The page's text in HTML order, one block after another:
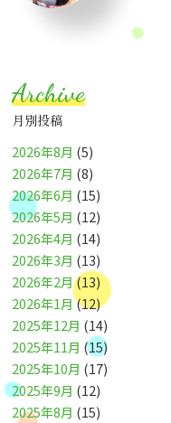
Archive
月別投稿
2026年8月 (5)
2026年7月 (8)
2026年6月 (15)
2026年5月 (12)
2026年4月 (14)
2026年3月 (13)
2026年2月(13)
2026年1月(12)
2025年12月 (14)
2025年11月 (15)
2025年10月 (17)
2025年9月 (12)
2025年8月 (15)